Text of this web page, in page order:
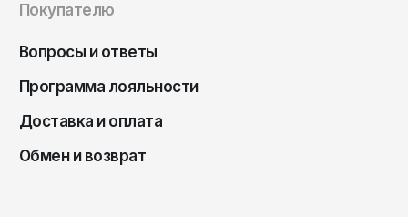
Покупателю
Вопросы и ответы
Программа лояльности
Доставка и оплата
Обмен и возврат
Чайковский
Чебоксары
Челябинск
Черкесск